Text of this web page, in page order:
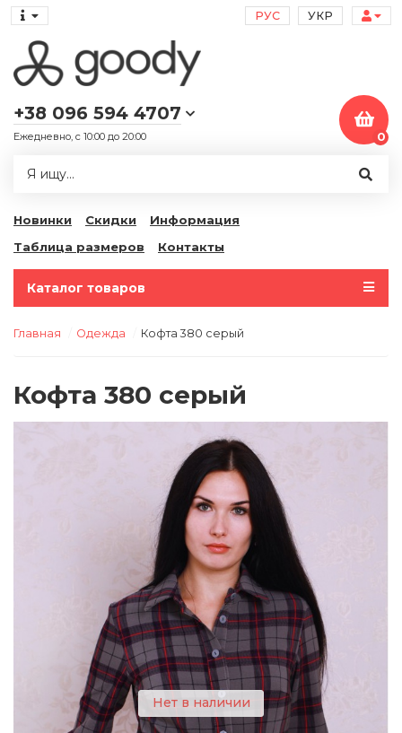
РУС УКР
+38 096 594 4707
Ежедневно, с 10:00 до 20:00 0
Новинки Скидки
Информация
Таблица размеров
Контакты
Каталог товаров
Главная Одежда Кофта 380 серый
Кофта 380 серый
Нет в наличии